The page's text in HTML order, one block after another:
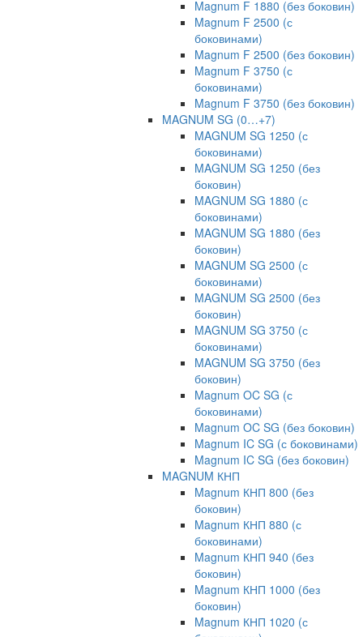
Magnum F 1880 (без боковин)
Magnum F 2500 (с
боковинами)
Magnum F 2500 (без боковин)
Magnum F 3750 (с
боковинами)
Magnum F 3750 (без боковин)
MAGNUM SG (0…+7)
MAGNUM SG 1250 (с
боковинами)
MAGNUM SG 1250 (без
боковин)
MAGNUM SG 1880 (с
боковинами)
MAGNUM SG 1880 (без
боковин)
MAGNUM SG 2500 (с
боковинами)
MAGNUM SG 2500 (без
боковин)
MAGNUM SG 3750 (с
боковинами)
MAGNUM SG 3750 (без
боковин)
Magnum OC SG (с
боковинами)
Magnum OC SG (без боковин)
Magnum IC SG (с боковинами)
Magnum IC SG (без боковин)
MAGNUM КНП
Magnum КНП 800 (без
боковин)
Magnum КНП 880 (с
боковинами)
Magnum КНП 940 (без
боковин)
Magnum КНП 1000 (без
боковин)
Magnum КНП 1020 (с